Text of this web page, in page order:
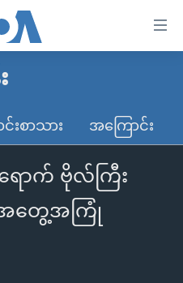
စာသား အကြောင်း
ောက် ဗိုလ်ကြီး
အတွေ့အကြုံ